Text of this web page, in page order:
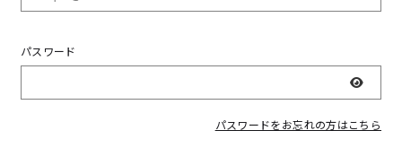
パスワード
表示
パスワードをお忘れの方はこちら